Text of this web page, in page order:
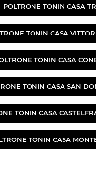
POLTRONE TONIN CASA
TONIN CASA
TONIN CASA
TONIN CASA SAN
TONIN CASA
TONIN CASA